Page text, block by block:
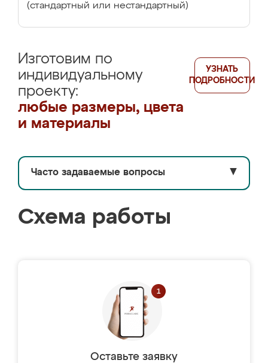
(стандартный или нестандартный)
Изготовим по
индивидуальному
проекту:
любые размеры, цвета
и материалы
УЗНАТЬ
ПОДРОБНОСТИ
Часто задаваемые вопросы ▼
Схема работы
Оставьте заявку